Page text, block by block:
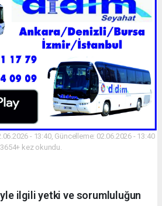
- 13:40, Güncelleme: 02.06.2026 - 13:40
3654+ kez okundu.
ilgili yetki ve sorumluluğun